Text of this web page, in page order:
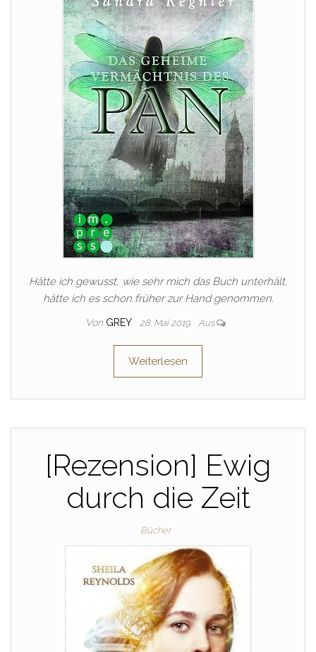
Hätte ich gewusst, wie sehr mich das Buch unterhält,
hätte ich es schon früher zur Hand genommen.
Von GREY 28. Mai 2019 Aus
Weiterlesen
[Rezension] Ewig
durch die Zeit
Bücher